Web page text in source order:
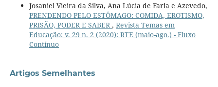
Josaniel Vieira da Silva, Ana Lúcia de Faria e Azevedo,
PRENDENDO PELO ESTÔMAGO: COMIDA, EROTISMO,
PRISÃO, PODER E SABER, Revista Temas em
Educação: v. 29 n. 2 (2020): RTE (maio-ago.) - Fluxo
Contínuo
Artigos Semelhantes